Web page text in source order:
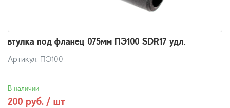
втулка под фланец 075мм ПЭ100 SDR17 удл.
Артикул: ПЭ100
В наличии
200 руб. / шт